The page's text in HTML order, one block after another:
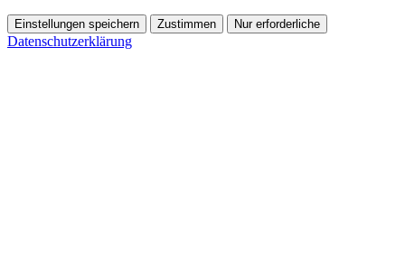
Einstellungen speichern Zustimmen Nur erforderliche
Datenschutzerklärung